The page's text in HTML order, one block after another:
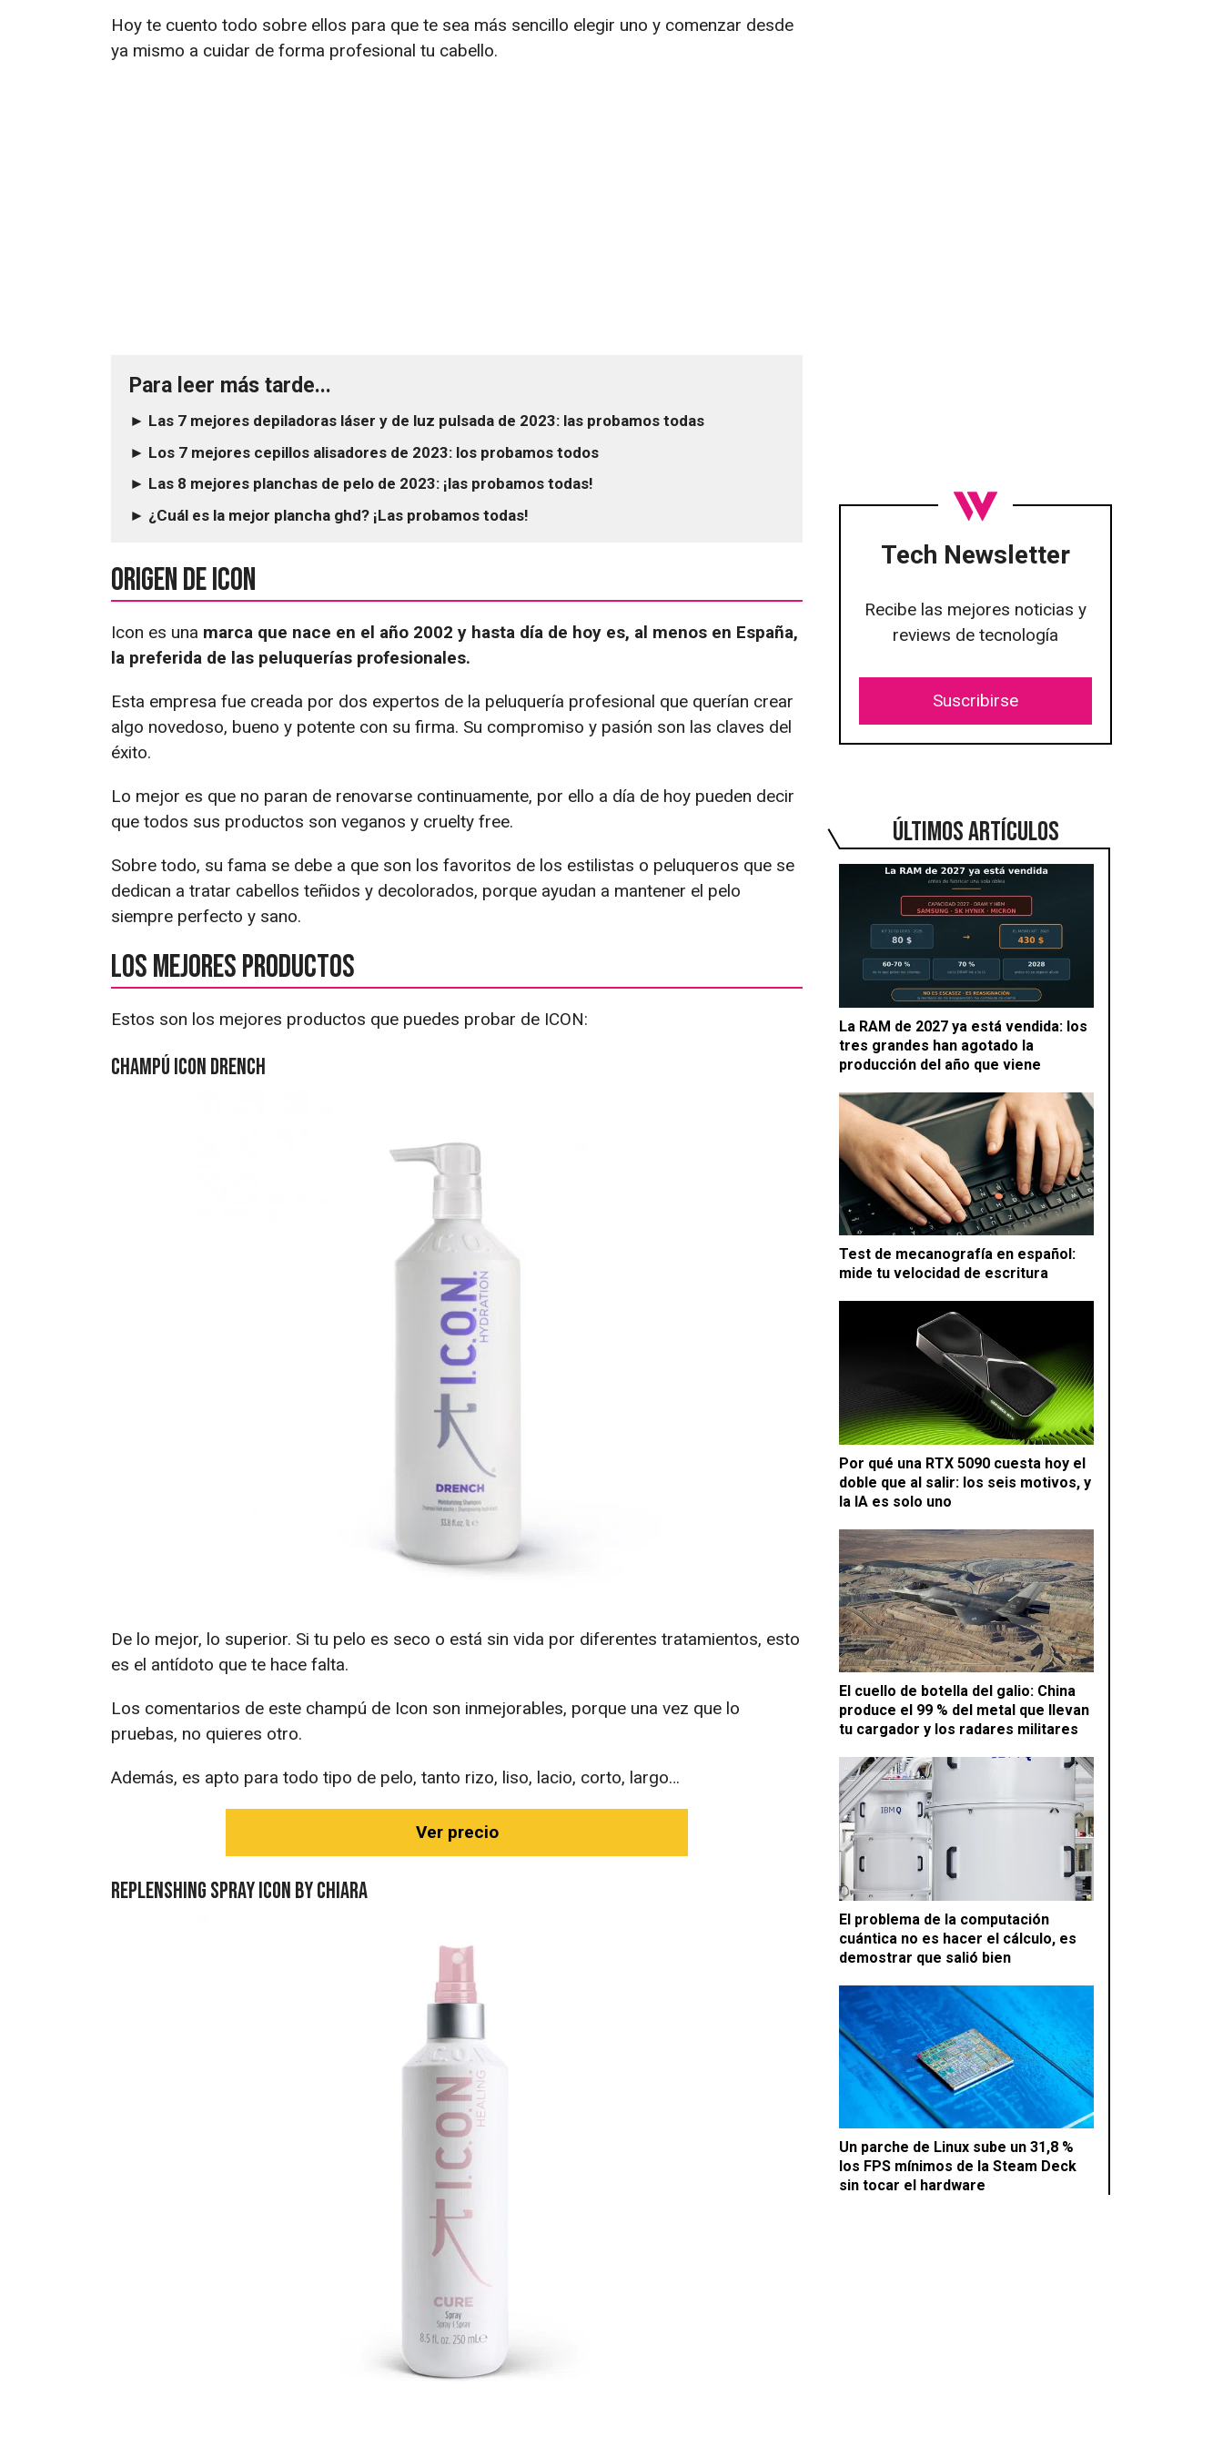
Tech Newsletter
Recibe las mejores noticias y
reviews de tecnología
Suscribirse
ÚLTIMOS ARTÍCULOS
La RAM de 2027 ya está vendida: los
tres grandes han agotado la
producción del año que viene
Test de mecanografía en español:
mide tu velocidad de escritura
Por qué una RTX 5090 cuesta hoy el
doble que al salir: los seis motivos, y
la IA es solo uno
El cuello de botella del galio: China
produce el 99 % del metal que llevan
tu cargador y los radares militares
El problema de la computación
cuántica no es hacer el cálculo, es
demostrar que salió bien
Un parche de Linux sube un 31,8 %
los FPS mínimos de la Steam Deck
sin tocar el hardware
Hoy te cuento todo sobre ellos para que te sea más sencillo elegir uno y comenzar desde
ya mismo a cuidar de forma profesional tu cabello.
Para leer más tarde...
► Las 7 mejores depiladoras láser y de luz pulsada de 2023: las probamos todas
► Los 7 mejores cepillos alisadores de 2023: los probamos todos
► Las 8 mejores planchas de pelo de 2023: ¡las probamos todas!
► ¿Cuál es la mejor plancha ghd? ¡Las probamos todas!
Origen de ICON
Icon es una marca que nace en el año 2002 y hasta día de hoy es, al menos en España,
la preferida de las peluquerías profesionales.
Esta empresa fue creada por dos expertos de la peluquería profesional que querían crear
algo novedoso, bueno y potente con su firma. Su compromiso y pasión son las claves del
éxito.
Lo mejor es que no paran de renovarse continuamente, por ello a día de hoy pueden decir
que todos sus productos son veganos y cruelty free.
Sobre todo, su fama se debe a que son los favoritos de los estilistas o peluqueros que se
dedican a tratar cabellos teñidos y decolorados, porque ayudan a mantener el pelo
siempre perfecto y sano.
Los mejores productos
Estos son los mejores productos que puedes probar de ICON:
Champú Icon Drench
De lo mejor, lo superior. Si tu pelo es seco o está sin vida por diferentes tratamientos, esto
es el antídoto que te hace falta.
Los comentarios de este champú de Icon son inmejorables, porque una vez que lo
pruebas, no quieres otro.
Además, es apto para todo tipo de pelo, tanto rizo, liso, lacio, corto, largo…
Ver precio
Replenshing Spray Icon by Chiara